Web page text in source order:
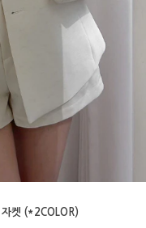
자켓 (*2COLOR)